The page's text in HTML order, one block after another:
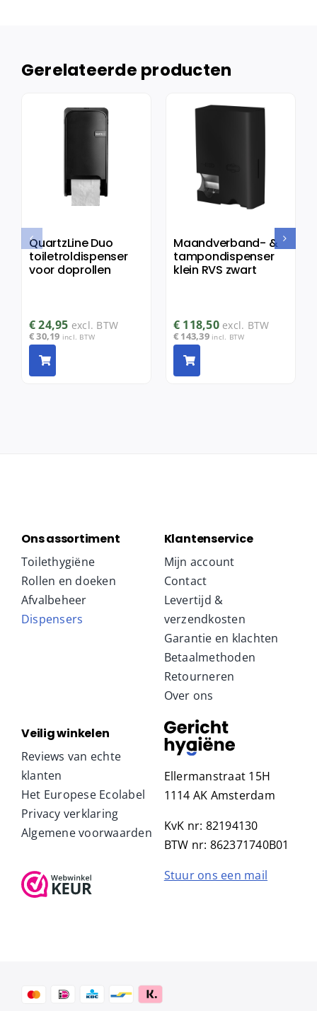
Gerelateerde producten
QuartzLine Duo
toiletroldispenser
voor doprollen
€24,95 excl. BTW
€30,19 incl. BTW
Maandverband- &
tampondispenser
klein RVS zwart
€ 118,50 excl. BTW
€ 143,39 incl. BTW
Ons assortiment
Toilethygiëne
Rollen en doeken
Afvalbeheer
Dispensers
Klantenservice
Mijn account
Contact
Levertijd &
verzendkosten
Garantie en klachten
Betaalmethoden
Retourneren
Over ons
Veilig winkelen
Reviews van echte
klanten
Het Europese Ecolabel
Privacy verklaring
Algemene voorwaarden
Ellermanstraat 15H
1114 AK Amsterdam
KvK nr: 82194130
BTW nr: 862371740B01
Stuur ons een mail